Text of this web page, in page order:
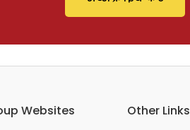
Websites
Other Links